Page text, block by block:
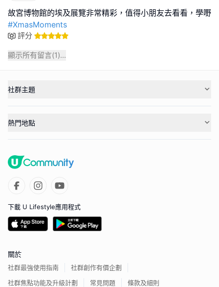
#XmasMoments
評分
顯示所有留言(1)...
社群主題
熱門地點
下載 U Lifestyle應用程式
關於
社群最強使用指南
社群創作有價企劃
社群焦點功能及升級計劃
常見問題 條款及細則